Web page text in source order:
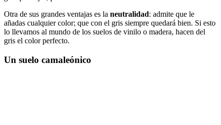
Otra de sus grandes ventajas es la neutralidad: admite que le
añadas cualquier color; que con el gris siempre quedará bien. Si esto
lo llevamos al mundo de los suelos de vinilo o madera, hacen del
gris el color perfecto.
Un suelo camaleónico